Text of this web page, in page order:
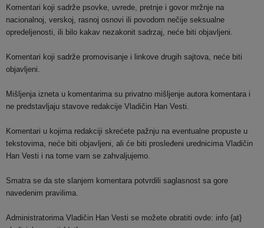
Komentari koji sadrže psovke, uvrede, pretnje i govor mržnje na
nacionalnoj, verskoj, rasnoj osnovi ili povodom nečije seksualne
opredeljenosti, ili bilo kakav nezakonit sadrzaj, neće biti objavljeni.
Komentari koji sadrže promovisanje i linkove drugih sajtova, neće biti
objavljeni.
Mišljenja izneta u komentarima su privatno mišljenje autora komentara i
ne predstavljaju stavove redakcije Vladičin Han Vesti.
Komentari u kojima redakciji skrećete pažnju na eventualne propuste u
tekstovima, neće biti objavljeni, ali će biti prosleđeni urednicima Vladičin
Han Vesti i na tome vam se zahvaljujemo.
Smatra se da ste slanjem komentara potvrdili saglasnost sa gore
navedenim pravilima.
Administratorima Vladičin Han Vesti se možete obratiti ovde: info {at}